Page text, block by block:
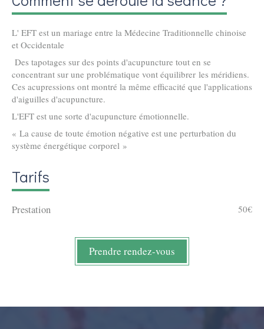
L' EFT est un mariage entre la Médecine Traditionnelle chinoise
et Occidentale
Des tapotages sur des points d'acupuncture tout en se
concentrant sur une problématique vont équilibrer les méridiens.
Ces acupressions ont montré la même efficacité que l'applications
d'aiguilles d'acupuncture.
L'EFT est une sorte d'acupuncture émotionnelle.
« La cause de toute émotion négative est une perturbation du
système énergétique corporel »
Tarifs
50€
Prestation
Prendre rendez-vous